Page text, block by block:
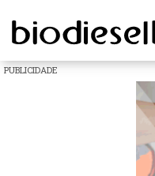
PUBLICIDADE